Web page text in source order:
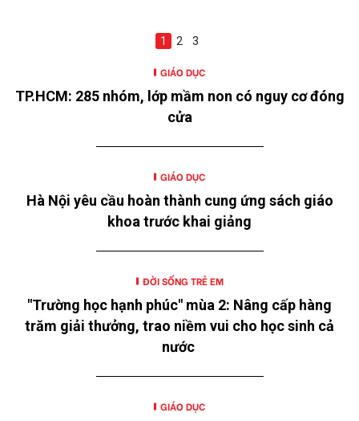
1 2 3
GIÁO DỤC
TP.HCM: 285 nhóm, lớp mầm non có nguy cơ đóng
cửa
GIÁO DỤC
Hà Nội yêu cầu hoàn thành cung ứng sách giáo
khoa trước khai giảng
ĐỜI SỐNG TRẺ EM
"Trường học hạnh phúc" mùa 2: Nâng cấp hàng
trăm giải thưởng, trao niềm vui cho học sinh cả
nước
GIÁO DỤC